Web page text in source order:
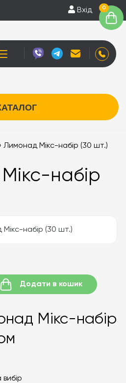
Вхід 0
Лимонад Мікс-набір (30 шт.)
набір
Додати в кошик
Мікс-набір